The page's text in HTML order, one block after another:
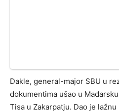
Dakle, general-major SBU u
dokumentima ušao u
Tisa u Zakarpatju. Dao je